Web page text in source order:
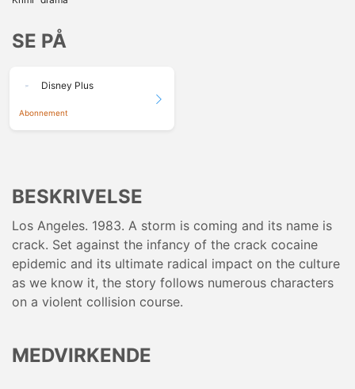
SE PÅ
Disney Plus
Abonnement
BESKRIVELSE
Los Angeles. 1983. A storm is coming and its name is
crack. Set against the infancy of the crack cocaine
epidemic and its ultimate radical impact on the culture
as we know it, the story follows numerous characters
on a violent collision course.
MEDVIRKENDE